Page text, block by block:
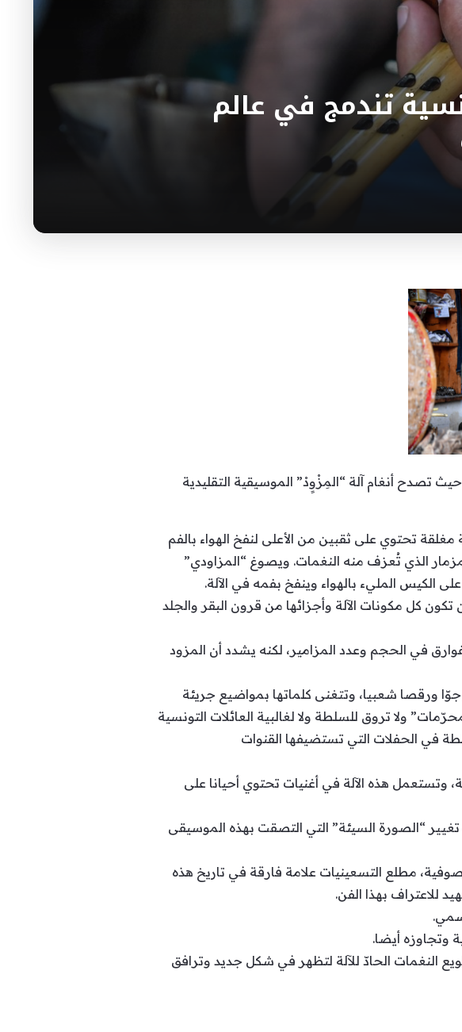
تندمج في عالم
أنغام آلة “المِزْوٍدْ” الموسيقية التقليدية
تحتوي على ثقبين من الأعلى لنفخ الهواء بالفم
الذي تُعزف منه النغمات. ويصوغ “المزاودي”
الكيس المليء بالهواء وينفخ بفمه في الآلة.
كل مكونات الآلة وأجزائها من قرون البقر والجلد
في الحجم وعدد المزامير، لكنه يشدد أن المزود
ورقصا شعبيا، وتتغنى كلماتها بمواضيع جريئة
ولا تروق للسلطة ولا لغالبية العائلات التونسية
في الحفلات التي تستضيفها القنوات
وتستعمل هذه الآلة في أغنيات تحتوي أحيانا على
“الصورة السيئة” التي التصقت بهذه الموسيقى
مطلع التسعينيات علامة فارقة في تاريخ هذه
للاعتراف بهذا الفن.
وتجاوزه أيضا.
النغمات الحادّ للآلة لتظهر في شكل جديد وترافق